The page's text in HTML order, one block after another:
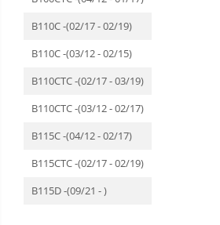
B110C -(02/17 - 02/19)
B110C -(03/12 - 02/15)
B110CTC -(02/17 - 03/19)
B110CTC -(03/12 - 02/17)
B115C -(04/12 - 02/17)
B115CTC -(02/17 - 02/19)
B115D -(09/21 - )